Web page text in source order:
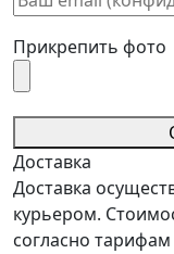
Прикрепить фото
Доставка
Доставка
курьером.
согласно